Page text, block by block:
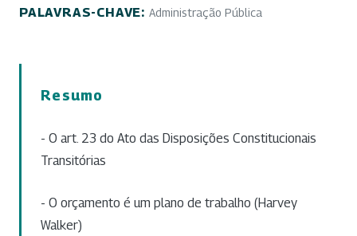
PALAVRAS-CHAVE: Administração Pública
Resumo
- O art. 23 do Ato das Disposições Constitucionais
Transitórias
- O orçamento é um plano de trabalho (Harvey
Walker)